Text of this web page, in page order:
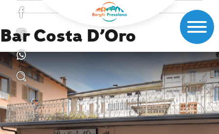
Bar Costa D’Oro